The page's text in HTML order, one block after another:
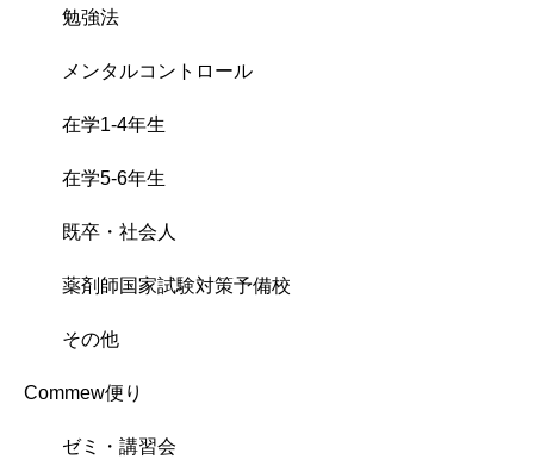
勉強法
メンタルコントロール
在学1-4年生
在学5-6年生
既卒・社会人
薬剤師国家試験対策予備校
その他
Commew便り
ゼミ・講習会